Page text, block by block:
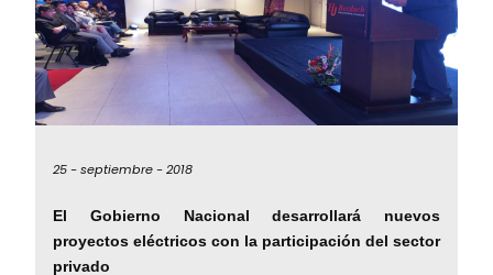
25 -septiembre -2018
El Gobierno Nacional desarrollará nuevos
proyectos eléctricos con la participación del sector
privado